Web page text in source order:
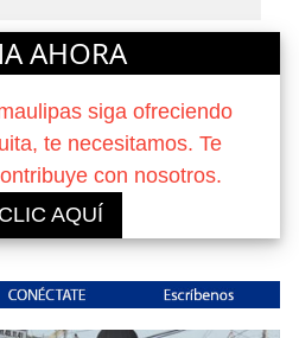
AHORA
siga ofreciendo
te necesitamos. Te
con nosotros.
AQUÍ